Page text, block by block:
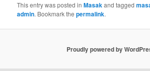
This entry was posted inMasakand tagged
admin. Bookmark thepermalink.
Proudly powered by